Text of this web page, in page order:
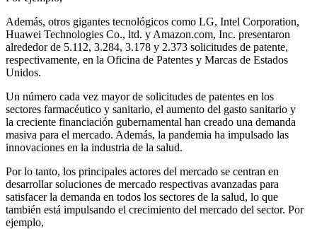
Además, otros gigantes tecnológicos como LG, Intel Corporation,
Huawei Technologies Co., ltd. y Amazon.com, Inc. presentaron
alrededor de 5.112, 3.284, 3.178 y 2.373 solicitudes de patente,
respectivamente, en la Oficina de Patentes y Marcas de Estados
Unidos.
Un número cada vez mayor de solicitudes de patentes en los
sectores farmacéutico y sanitario, el aumento del gasto sanitario y
la creciente financiación gubernamental han creado una demanda
masiva para el mercado. Además, la pandemia ha impulsado las
innovaciones en la industria de la salud.
Por lo tanto, los principales actores del mercado se centran en
desarrollar soluciones de mercado respectivas avanzadas para
satisfacer la demanda en todos los sectores de la salud, lo que
también está impulsando el crecimiento del mercado del sector. Por
ejemplo,